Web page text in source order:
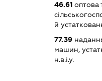
46.61 оптова
й
77.39
машин,
н.в.і.у.